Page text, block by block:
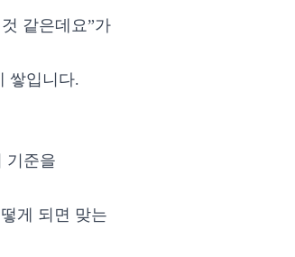
같은데요”가
쌓입니다.
기준을
게 되면 맞는